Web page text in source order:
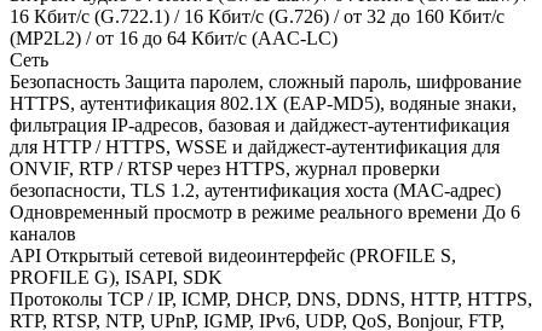
16 Кбит/с (G.722.1) / 16 Кбит/с (G.726) / от 32 до 160 Кбит/с
(MP2L2) / от 16 до 64 Кбит/с (AAC-LC)
Сеть
Безопасность Защита паролем, сложный пароль, шифрование
HTTPS, аутентификация 802.1X (EAP-MD5), водяные знаки,
фильтрация IP-адресов, базовая и дайджест-аутентификация
для HTTP / HTTPS, WSSE и дайджест-аутентификация для
ONVIF, RTP / RTSP через HTTPS, журнал проверки
безопасности, TLS 1.2, аутентификация хоста (MAC-адрес)
Одновременный просмотр в режиме реального времени До 6
каналов
API Открытый сетевой видеоинтерфейс (PROFILE S,
PROFILE G), ISAPI, SDK
Протоколы TCP / IP, ICMP, DHCP, DNS, DDNS, HTTP, HTTPS,
RTP, RTSP, NTP, UPnP, IGMP, IPv6, UDP, QoS, Bonjour, FTP,